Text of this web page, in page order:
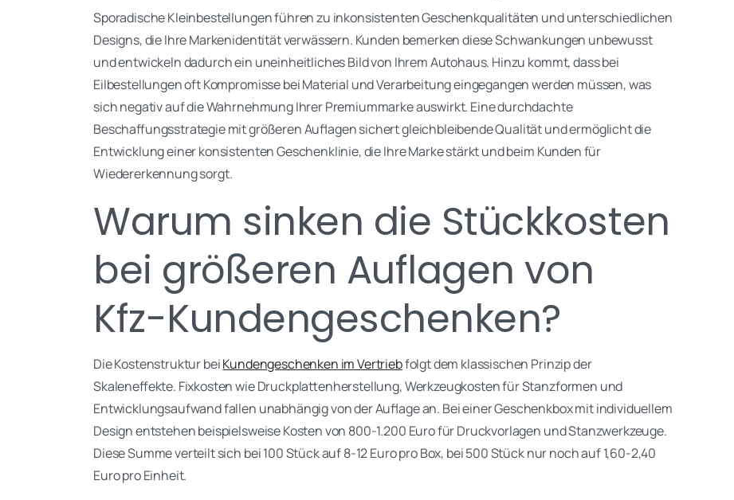
Sporadische Kleinbestellungen führen zu inkonsistenten Geschenkqualitäten und unterschiedlichen
Designs, die Ihre Markenidentität verwässern. Kunden bemerken diese Schwankungen unbewusst
und entwickeln dadurch ein uneinheitliches Bild von Ihrem Autohaus. Hinzu kommt, dass bei
Eilbestellungen oft Kompromisse bei Material und Verarbeitung eingegangen werden müssen, was
sich negativ auf die Wahrnehmung Ihrer Premiummarke auswirkt. Eine durchdachte
Beschaffungsstrategie mit größeren Auflagen sichert gleichbleibende Qualität und ermöglicht die
Entwicklung einer konsistenten Geschenklinie, die Ihre Marke stärkt und beim Kunden für
Wiedererkennung sorgt.
Warum sinken die Stückkosten
bei größeren Auflagen von
Kfz-Kundengeschenken?
Die Kostenstruktur beiKundengeschenken im Vertriebfolgt dem klassischen Prinzip der
Skaleneffekte. Fixkosten wie Druckplattenherstellung, Werkzeugkosten für Stanzformen und
Entwicklungsaufwand fallen unabhängig von der Auflage an. Bei einer Geschenkbox mit individuellem
Design entstehen beispielsweise Kosten von 800-1.200 Euro für Druckvorlagen und Stanzwerkzeuge.
Diese Summe verteilt sich bei 100 Stück auf 8-12 Euro pro Box, bei 500 Stück nur noch auf 1,60-2,40
Euro pro Einheit.